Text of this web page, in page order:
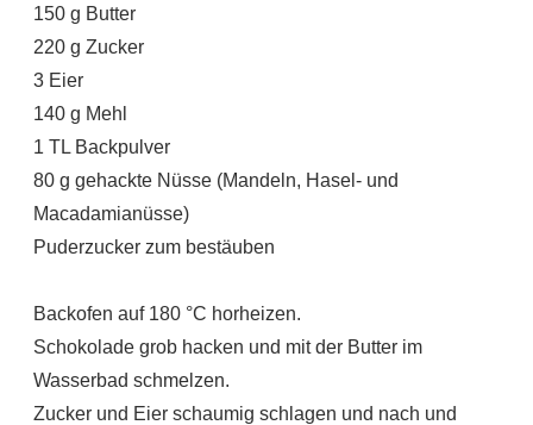
150 g Butter
220 g Zucker
3 Eier
140 g Mehl
1 TL Backpulver
80 g gehackte Nüsse (Mandeln, Hasel- und
Macadamianüsse)
Puderzucker zum bestäuben
Backofen auf 180 °C horheizen.
Schokolade grob hacken und mit der Butter im
Wasserbad schmelzen.
Zucker und Eier schaumig schlagen und nach und